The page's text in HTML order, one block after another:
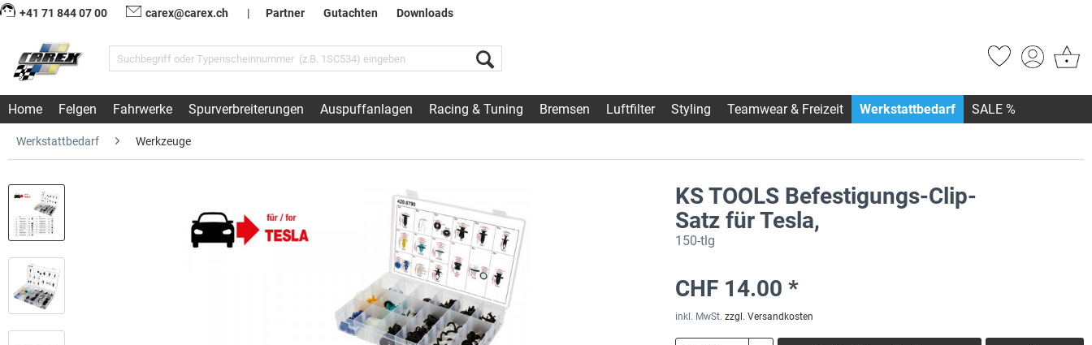
+41 71 844 07 00 carex@carex.ch | Partner Gutachten Downloads
Home Felgen Fahrwerke Spurverbreiterungen Auspuffanlagen Racing & Tuning Bremsen Luftfilter Styling Teamwear & Freizeit Werkstattbedarf SALE %
Werkstattbedarf Werkzeuge
KS TOOLS Befestigungs-Clip-
Satz für Tesla,
150-tlg
CHF 14.00 *
inkl. MwSt. zzgl. Versandkosten